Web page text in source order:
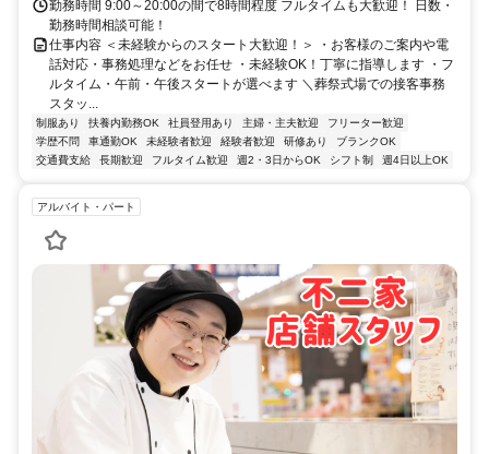
勤務時間 9:00～20:00の間で8時間程度 フルタイムも大歓迎！ 日数・
勤務時間相談可能！
仕事内容 ＜未経験からのスタート大歓迎！＞ ・お客様のご案内や電
話対応・事務処理などをお任せ ・未経験OK！丁寧に指導します ・フ
ルタイム・午前・午後スタートが選べます ＼葬祭式場での接客事務
スタッ...
制服あり 扶養内勤務OK 社員登用あり 主婦・主夫歓迎
フリーター歓迎
学歴不問
車通勤OK 未経験者歓迎 経験者歓迎 研修あり
ブランクOK
交通費支給
長期歓迎 フルタイム歓迎 週2・3日からOK シフト制 週4日以上OK
アルバイト・パート